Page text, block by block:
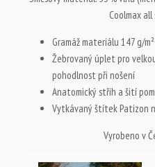
Coolmax
Gramáž materiálu 147 g/m²
Žebrovaný úplet pro
pohodlnost při nošení
Anatomický střih a šití
Vytkávaný štítek Patizon
Vyrobeno v